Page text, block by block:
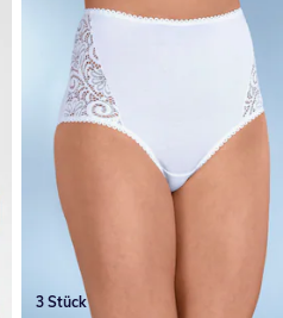
3 Stück